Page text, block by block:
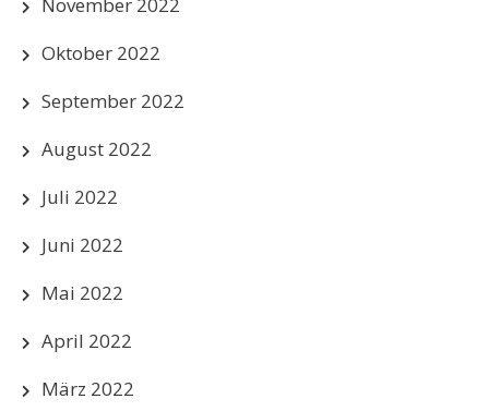
Oktober 2022
September 2022
August 2022
Juli 2022
Juni 2022
Mai 2022
April 2022
März 2022